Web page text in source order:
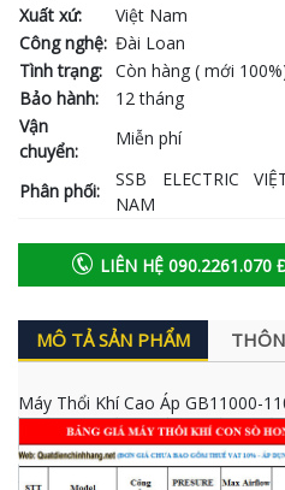
Xuất xứ:
Việt Nam
Công nghệ: Đài Loan
Tình trạng: Còn hàng ( mới
Bảo hành:
12 tháng
Vận
chuyển:
Miễn phí
Phân phối:
SSB ELECTRIC
NAM
LIÊN HỆ 090.2261.070
MÔ TẢ SẢN PHẨM
Máy Thổi Khí Cao Áp GB11000-